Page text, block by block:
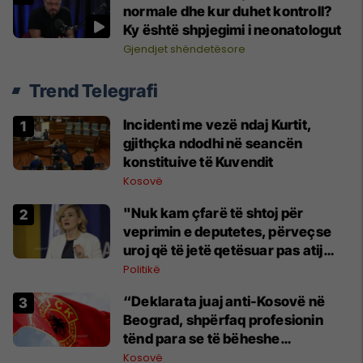
normale dhe kur duhet kontroll?
Ky është shpjegimi i neonatologut
Gjendjet shëndetësore
Trend Telegrafi
Incidenti me vezë ndaj Kurtit,
gjithçka ndodhi në seancën
konstituive të Kuvendit
Kosovë
"Nuk kam çfarë të shtoj për
veprimin e deputetes, përveçse
uroj që të jetë qetësuar pas atij
momenti", reagon Kusari-Lila
Politikë
“Deklarata juaj anti-Kosovë në
Beograd, shpërfaq profesionin
tënd para se të bëheshe
president”, OVL e UÇK-së i reagon
Kosovë